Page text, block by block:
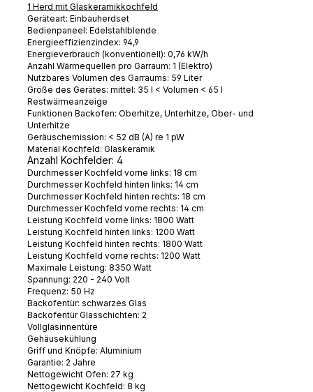
1 Herd mit Glaskeramikkochfeld
Geräteart: Einbauherdset
Bedienpaneel: Edelstahlblende
Energieeffizienzindex: 94,9
Energieverbrauch (konventionell): 0,76 kW/h
Anzahl Wärmequellen pro Garraum: 1 (Elektro)
Nutzbares Volumen des Garraums: 59 Liter
Größe des Gerätes: mittel: 35 l < Volumen < 65 l
Restwärmeanzeige
Funktionen Backofen: Oberhitze, Unterhitze, Ober- und
Unterhitze
Geräuschemission: < 52 dB (A) re 1 pW
Material Kochfeld: Glaskeramik
Anzahl Kochfelder: 4
Durchmesser Kochfeld vorne links: 18 cm
Durchmesser Kochfeld hinten links: 14 cm
Durchmesser Kochfeld hinten rechts: 18 cm
Durchmesser Kochfeld vorne rechts: 14 cm
Leistung Kochfeld vorne links: 1800 Watt
Leistung Kochfeld hinten links: 1200 Watt
Leistung Kochfeld hinten rechts: 1800 Watt
Leistung Kochfeld vorne rechts: 1200 Watt
Maximale Leistung: 8350 Watt
Spannung: 220 - 240 Volt
Frequenz: 50 Hz
Backofentür: schwarzes Glas
Backofentür Glasschichten: 2
Vollglasinnentüre
Gehäusekühlung
Griff und Knöpfe: Aluminium
Garantie: 2 Jahre
Nettogewicht Ofen: 27 kg
Nettogewicht Kochfeld: 8 kg